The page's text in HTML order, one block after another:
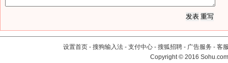
设置首页 - 搜狗输入法 - 支付中心 - 搜狐招聘 - 广告服务 - 客
Copyright©2016